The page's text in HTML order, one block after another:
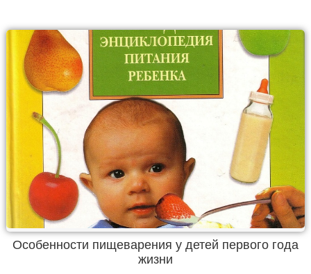
Особенности пищеварения у детей первого года
жизни